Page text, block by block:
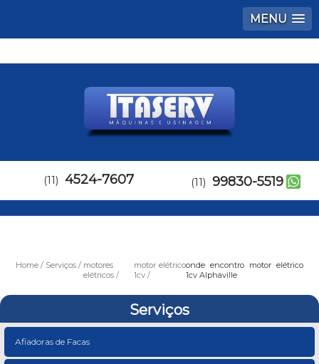
MENU
(11) 4524-7607 (11) 99830-5519
Home Serviços
motores
elétricos
motor elétrico
1cv
onde encontro motor elétrico
1cv Alphaville
Serviços
Afiadoras de Facas